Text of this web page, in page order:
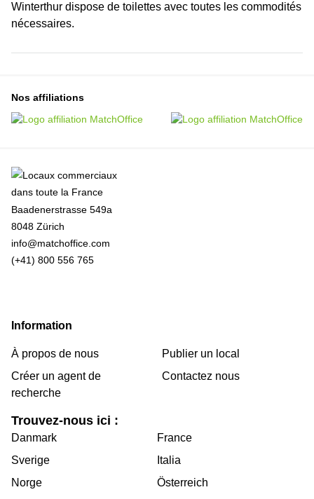
Winterthur dispose de toilettes avec toutes les commodités
nécessaires.
Nos affiliations
Baadenerstrasse 549a
8048 Zürich
info@matchoffice.com
(+41) 800 556 765
Information
À propos de nous
Créer un agent de
recherche
Publier un local
Contactez nous
Trouvez-nous ici :
Danmark
Sverige
Norge
France
Italia
Österreich